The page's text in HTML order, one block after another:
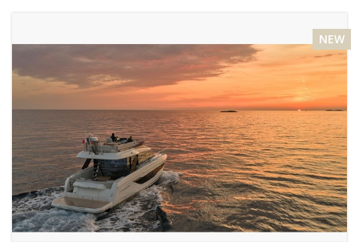
NEW